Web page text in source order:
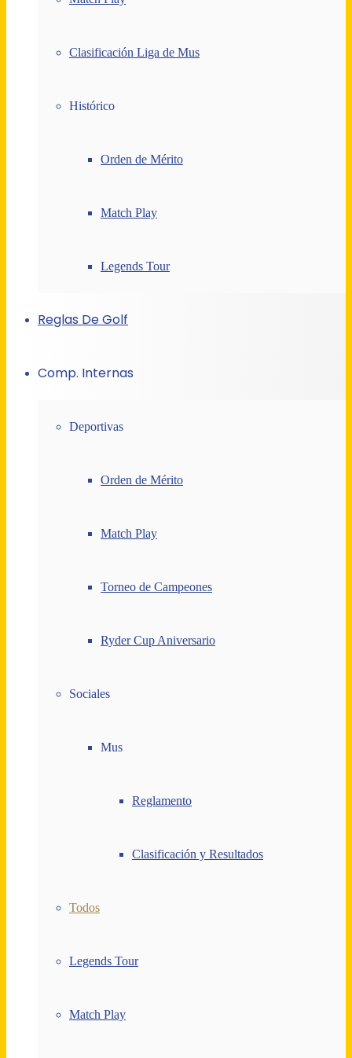
Clasificación Liga de Mus
Histórico
Orden de Mérito
Match Play
Legends Tour
Reglas De Golf
Comp. Internas
Deportivas
Orden de Mérito
Match Play
Torneo de Campeones
Ryder Cup Aniversario
Sociales
Mus
Reglamento
Clasificación y Resultados
Todos
Legends Tour
Match Play